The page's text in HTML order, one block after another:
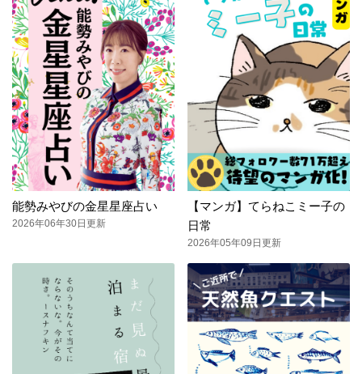
能勢みやびの金星星座占い
2026年06年30日更新
【マンガ】てらねこミー子の
日常
2026年05年09日更新